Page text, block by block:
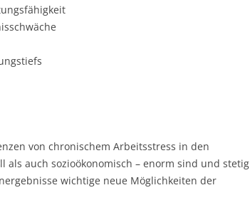
von chronischem Arbeitsstress in den
auch sozioökonomisch – enorm sind und stetig
wichtige neue Möglichkeiten der